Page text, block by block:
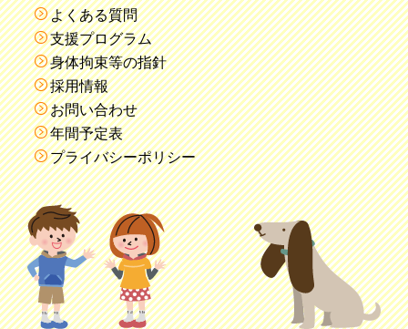
よくある質問
支援プログラム
身体拘束等の指針
採用情報
お問い合わせ
年間予定表
プライバシーポリシー